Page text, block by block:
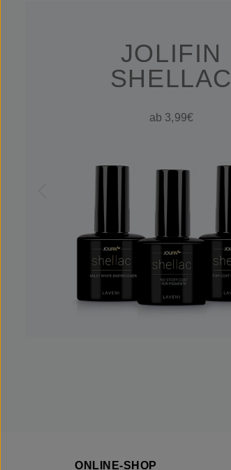
JOLIFIN
SHELLAC
ab 3,99€
ONLINE-SHOP